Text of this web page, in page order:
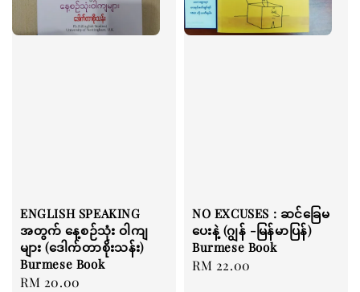
ENGLISH SPEAKING
အတွက် နေ့စဉ်သုံး ဝါကျ
များ (ဒေါက်တာစိုးသန်း)
Burmese Book
Regular
RM 20.00
NO EXCUSES : ဆင်ခြေမ
ပေးနဲ့ (ဂျွန် -မြန်မာပြန်)
Burmese Book
Regular
RM 22.00